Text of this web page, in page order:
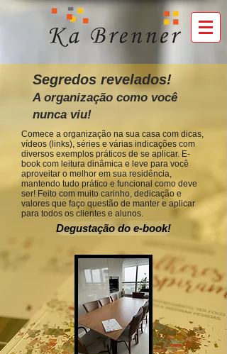
Segredos revelados!
A organização como você
nunca viu!
Comece a organização na sua casa com dicas,
vídeos (links), séries e várias indicações com
diversos exemplos práticos de se aplicar. E-
book com leitura dinâmica e leve para você
aproveitar o melhor em sua residência,
mantendo tudo prático e funcional como deve
ser! Feito com muito carinho, dedicação e
valores que faço questão de manter e aplicar
para todos os clientes e alunos.
Degustação do e-book!